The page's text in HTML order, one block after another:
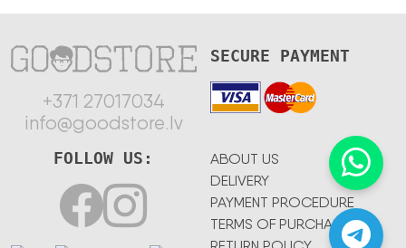
+371 27017034
info@goodstore.lv
SECURE PAYMENT
ABOUT US
DELIVERY
PAYMENT PROCEDURE
TERMS OF PURCHASE
FOLLOW US: